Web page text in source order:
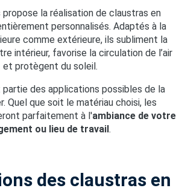
la réalisation de claustras en
personnalisés. Adaptés à la
comme extérieure, ils subliment la
intérieur, favorise la circulation de l’air
et protègent du soleil.
des applications possibles de la
Quel que soit le matériau choisi, les
parfaitement à l'ambiance de votre
ou lieu de travail.
des claustras en